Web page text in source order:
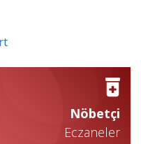
Nöbetçi
Eczaneler